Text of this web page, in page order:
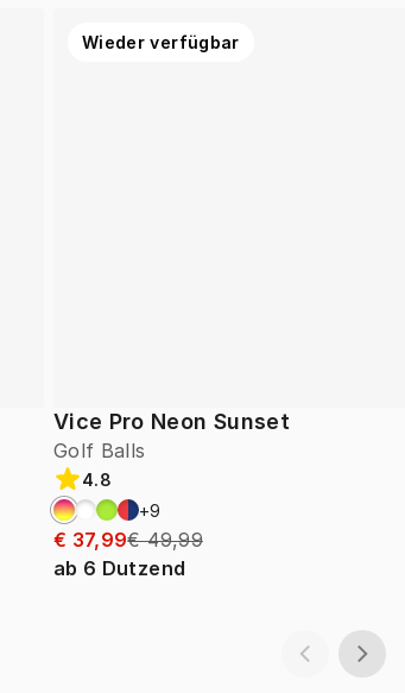
Vice Pro Neon Sunset
Golf Balls
Wieder verfügbar
4.8
+9
€ 37,99€ 49,99
ab 6 Dutzend